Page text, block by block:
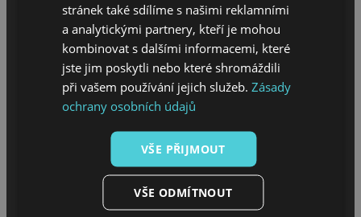
MENU
Úvod
Sháním melouch
stránek také sdílíme s našimi reklamními
a analytickými partnery, kteří je mohou
kombinovat s dalšími informacemi, které
jste jim poskytli nebo které shromáždili
při vašem používání jejich služeb.Zásady
ochrany osobních údajů
VŠE PŘIJMOUT
VŠE ODMÍTNOUT